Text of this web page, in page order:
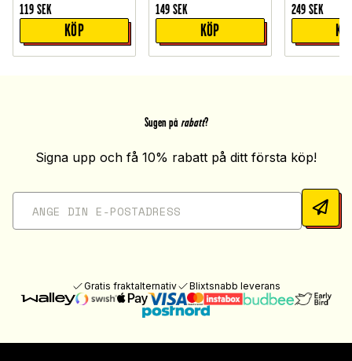
119 SEK
KÖP
149 SEK
KÖP
249 SEK
Sugen på rabatt?
Signa upp och få 10% rabatt på ditt första köp!
Gratis fraktalternativ Blixtsnabb leverans